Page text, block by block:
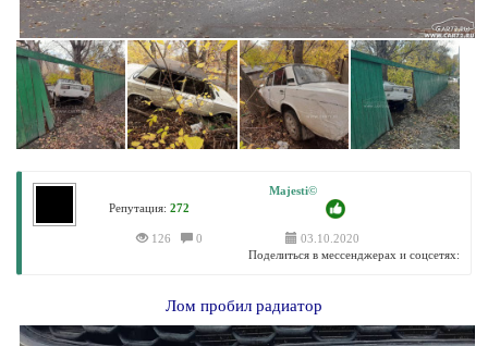
Majesti©
Репутация:272
126 0
03.10.2020
Поделиться в мессенджерах и соцсетях:
Лом пробил радиатор